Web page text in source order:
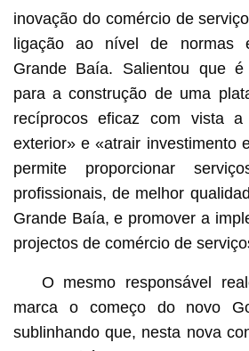
inovação do comércio de
ligação ao nível de normas
Grande Baía. Salientou que é
para a construção de uma
recíprocos eficaz com vista
exterior» e «atrair investimento
permite proporcionar
profissionais, de melhor
Grande Baía, e promover a
projectos de comércio de
O mesmo responsável
marca o começo do novo
sublinhando que, nesta nova